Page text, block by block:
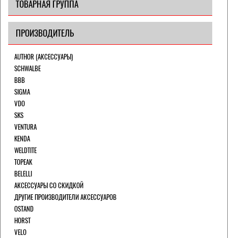
ТОВАРНАЯ ГРУППА
ПРОИЗВОДИТЕЛЬ
AUTHOR (АКСЕССУАРЫ)
SCHWALBE
BBB
SIGMA
VDO
SKS
VENTURA
KENDA
WELDTITE
TOPEAK
BELELLI
АКСЕССУАРЫ СО СКИДКОЙ
ДРУГИЕ ПРОИЗВОДИТЕЛИ АКСЕССУАРОВ
OSTAND
HORST
VELO